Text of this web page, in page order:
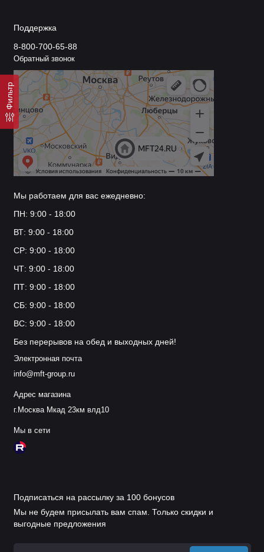
Фильтр
Поддержка
8-800-700-65-88
Обратный звонок
Мы работаем для вас ежедневно:
ПН: 9:00 - 18:00
ВТ: 9:00 - 18:00
СР: 9:00 - 18:00
ЧТ: 9:00 - 18:00
ПТ: 9:00 - 18:00
СБ: 9:00 - 18:00
ВС: 9:00 - 18:00
Без перерывов на обед и выходных дней!
Электронная почта
info@mft-group.ru
Адрес магазина
г.Москва Мкад 23км влд10
Мы в сети
Подписаться на рассылку за 100 бонусов
Мы не будем присылать вам спам. Только скидки и
выгодные предложения